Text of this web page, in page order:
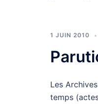
1 JUIN 2010
Les
temps